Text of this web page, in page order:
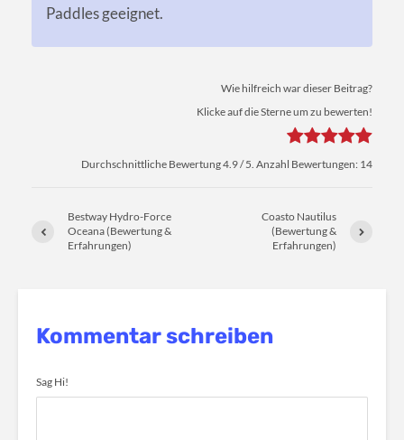
Paddles geeignet.
Wie hilfreich war dieser Beitrag?
Klicke auf die Sterne um zu bewerten!
Durchschnittliche Bewertung4.9/ 5. Anzahl Bewertungen: 14
Bestway Hydro-Force
Oceana (Bewertung &
Erfahrungen)
Coasto Nautilus
(Bewertung &
Erfahrungen)
Kommentar schreiben
Sag Hi!